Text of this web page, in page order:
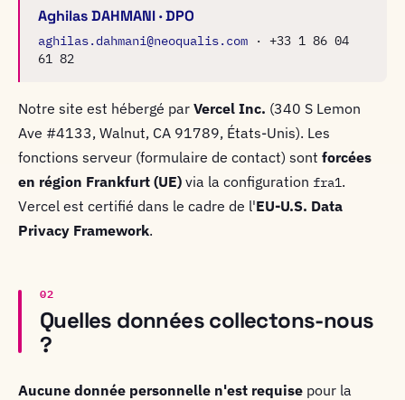
Aghilas DAHMANI · DPO
aghilas.dahmani@neoqualis.com
· +33 1 86 04
61 82
Notre site est hébergé par Vercel Inc. (340 S Lemon
Ave #4133, Walnut, CA 91789, États-Unis). Les
fonctions serveur (formulaire de contact) sont forcées
en région Frankfurt (UE) via la configuration fra1.
Vercel est certifié dans le cadre de l'EU-U.S. Data
Privacy Framework.
02
Quelles données collectons-nous
?
Aucune donnée personnelle n'est requise pour la